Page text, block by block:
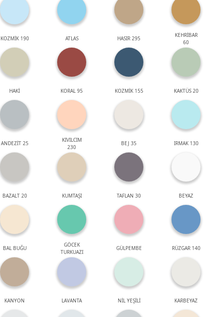
KOZMİK 190 ATLAS HASIR 295
KEHRİBAR
60
HAKİ KORAL 95 KOZMİK 155 KAKTÜS 20
ANDEZİT 25
KIVILCIM
230
BEJ 35 IRMAK 130
BAZALT 20 KUMTAŞI TAFLAN 30 BEYAZ
BAL BUĞU
GÖCEK
TURKUAZI
GÜLPEMBE RÜZGAR 140
KANYON LAVANTA NİL YEŞİLİ KARBEYAZ